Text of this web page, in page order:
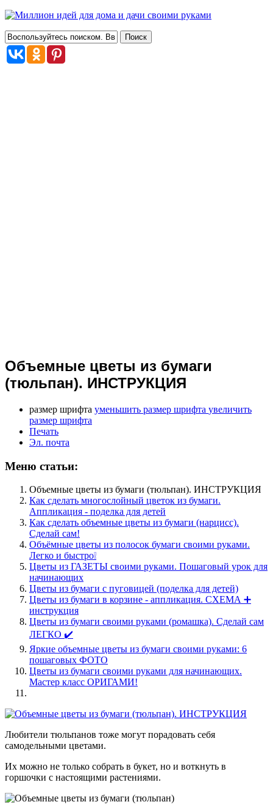
Объемные цветы из бумаги
(тюльпан). ИНСТРУКЦИЯ
размер шрифта уменьшить размер шрифта увеличить
размер шрифта
Печать
Эл. почта
Меню статьи:
Объемные цветы из бумаги (тюльпан). ИНСТРУКЦИЯ
Как сделать многослойный цветок из бумаги.
Аппликация - поделка для детей
Как сделать объемные цветы из бумаги (нарцисс).
Сделай сам!
Объёмные цветы из полосок бумаги своими руками.
Легко и быстро❕
Цветы из ГАЗЕТЫ своими руками. Пошаговый урок для
начинающих
Цветы из бумаги с пуговицей (поделка для детей)
Цветы из бумаги в корзине - аппликация. СХЕМА ➕
инструкция
Цветы из бумаги своими руками (ромашка). Сделай сам
ЛЕГКО ✔️
Яркие объемные цветы из бумаги своими руками: 6
пошаговых ФОТО
Цветы из бумаги своими руками для начинающих.
Мастер класс ОРИГАМИ!
Любители тюльпанов тоже могут порадовать себя
самодельными цветами.
Их можно не только собрать в букет, но и воткнуть в
горшочки с настоящими растениями.